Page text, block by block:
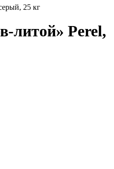
25 кг
литой» Perel,